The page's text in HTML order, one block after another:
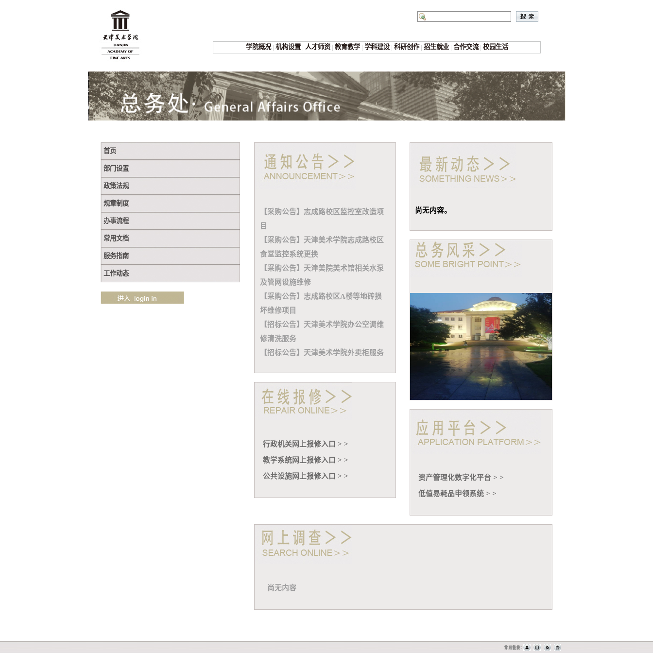
学院概况 | 机构设置 | 人才师资 | 教育教学 | 学科建设 | 科研创作 | 招生就业 | 合作交流 | 校园生活
首页
部门设置
政策法规
规章制度
办事流程
常用文档
服务指南
工作动态
【采购公告】志成路校区监控室改造项
目
【采购公告】天津美术学院志成路校区
食堂监控系统更换
【采购公告】天津美院美术馆相关水泵
及管网设施维修
【采购公告】志成路校区A楼等地砖损
坏维修项目
【招标公告】天津美术学院办公空调维
修清洗服务
【招标公告】天津美术学院外卖柜服务
行政机关网上报修入口 > >
教学系统网上报修入口 > >
公共设施网上报修入口 > >
尚无内容。
资产管理化数字化平台 > >
低值易耗品申领系统 > >
尚无内容